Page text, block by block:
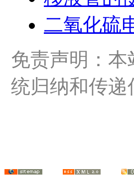
二氧化硫
免责声明：
统归纳和传